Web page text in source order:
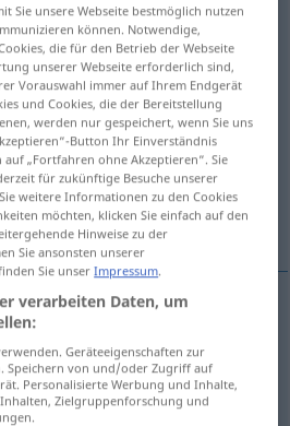
anklicken/antippen)
clarification
up, brightening
einer Flüssigkeit
der Hintergründe etc FIG
Sie unsere Webseite bestmöglich nutzen
können. Notwendige,
die für den Betrieb der Webseite
unserer Webseite erforderlich sind,
Vorauswahl immer auf Ihrem Endgerät
und Cookies, die der Bereitstellung
werden nur gespeichert, wenn Sie uns
Button Ihr Einverständnis
auf „Fortfahren ohne Akzeptieren“. Sie
für zukünftige Besuche unserer
weitere Informationen zu den Cookies
möchten, klicken Sie einfach auf den
Hinweise zu der
Sie ansonsten unserer
Sie unserImpressum.
verarbeiten Daten, um
Geräteeigenschaften zur
Speichern von und/oder Zugriff auf
Personalisierte Werbung und Inhalte,
Zielgruppenforschung und